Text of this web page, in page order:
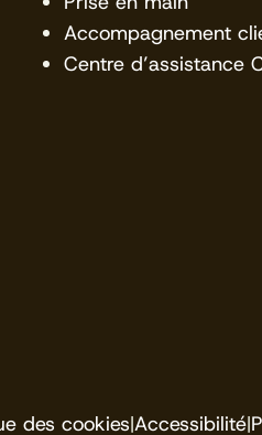
Accompagnement
Centre d’assistance
des cookies|Accessibilité|